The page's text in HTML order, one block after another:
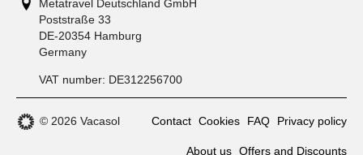
Metatravel Deutschland GmbH
Poststraße 33
DE-20354 Hamburg
Germany
VAT number: DE312256700
© 2026 Vacasol Contact Cookies FAQ Privacy policy
About us Offers and Discounts